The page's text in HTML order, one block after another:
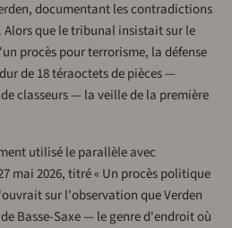
documentant les contradictions
que le tribunal insistait sur le
procès pour terrorisme, la défense
de 18 téraoctets de pièces —
classeurs — la veille de la première
utilisé le parallèle avec
mai 2026, titré « Un procès politique
sur l'observation que Verden
Basse-Saxe — le genre d'endroit où